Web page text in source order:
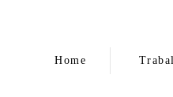
Home